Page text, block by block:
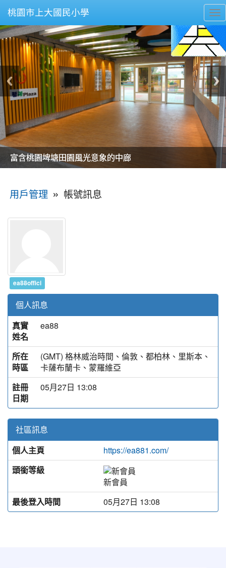
桃園市上大國民小學
美麗的操場是我們活力的來源
美麗的操場是我們活力的來源
煥然一新的小司令台
煥然一新的小司令台
富含桃園埤塘田園風光意象的中廊
富含桃園埤塘田園風光意象的中廊
嶄新的中庭廣場
嶄新的中庭廣場
水生池生生不息
水生池生生不息
用戶管理 » 帳號訊息
ea88offici
個人訊息
真實
姓名
ea88
所在
時區
(GMT) 格林威治時間、倫敦、都柏林、里斯本、
卡薩布蘭卡、蒙羅維亞
註冊
日期
05月27日 13:08
社區訊息
個人主頁
https://ea881.com/
頭銜等級
新會員
最後登入時間
05月27日 13:08